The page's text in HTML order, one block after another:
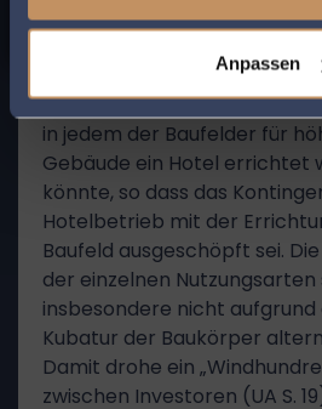
Anpassen
grundsätzlichen
Oberverwaltungsgerichts
den Festsetzungen die
in jedem der Baufelder für
Gebäude ein Hotel errichtet
könnte, so dass das
Hotelbetrieb mit der
Baufeld ausgeschöpft sei.
der einzelnen Nutzungsarten
insbesondere nicht aufgrund
Kubatur der Baukörper
Damit drohe ein
zwischen Investoren (UA S.